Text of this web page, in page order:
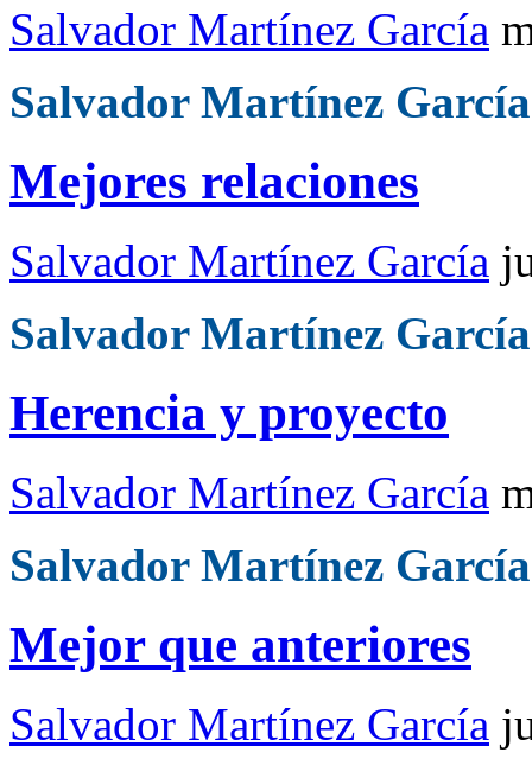
Salvador Martínez García
Salvador Martínez García
Mejores relaciones
Salvador Martínez García
Salvador Martínez García
Herencia y proyecto
Salvador Martínez García
Salvador Martínez García
Mejor que anteriores
Salvador Martínez García